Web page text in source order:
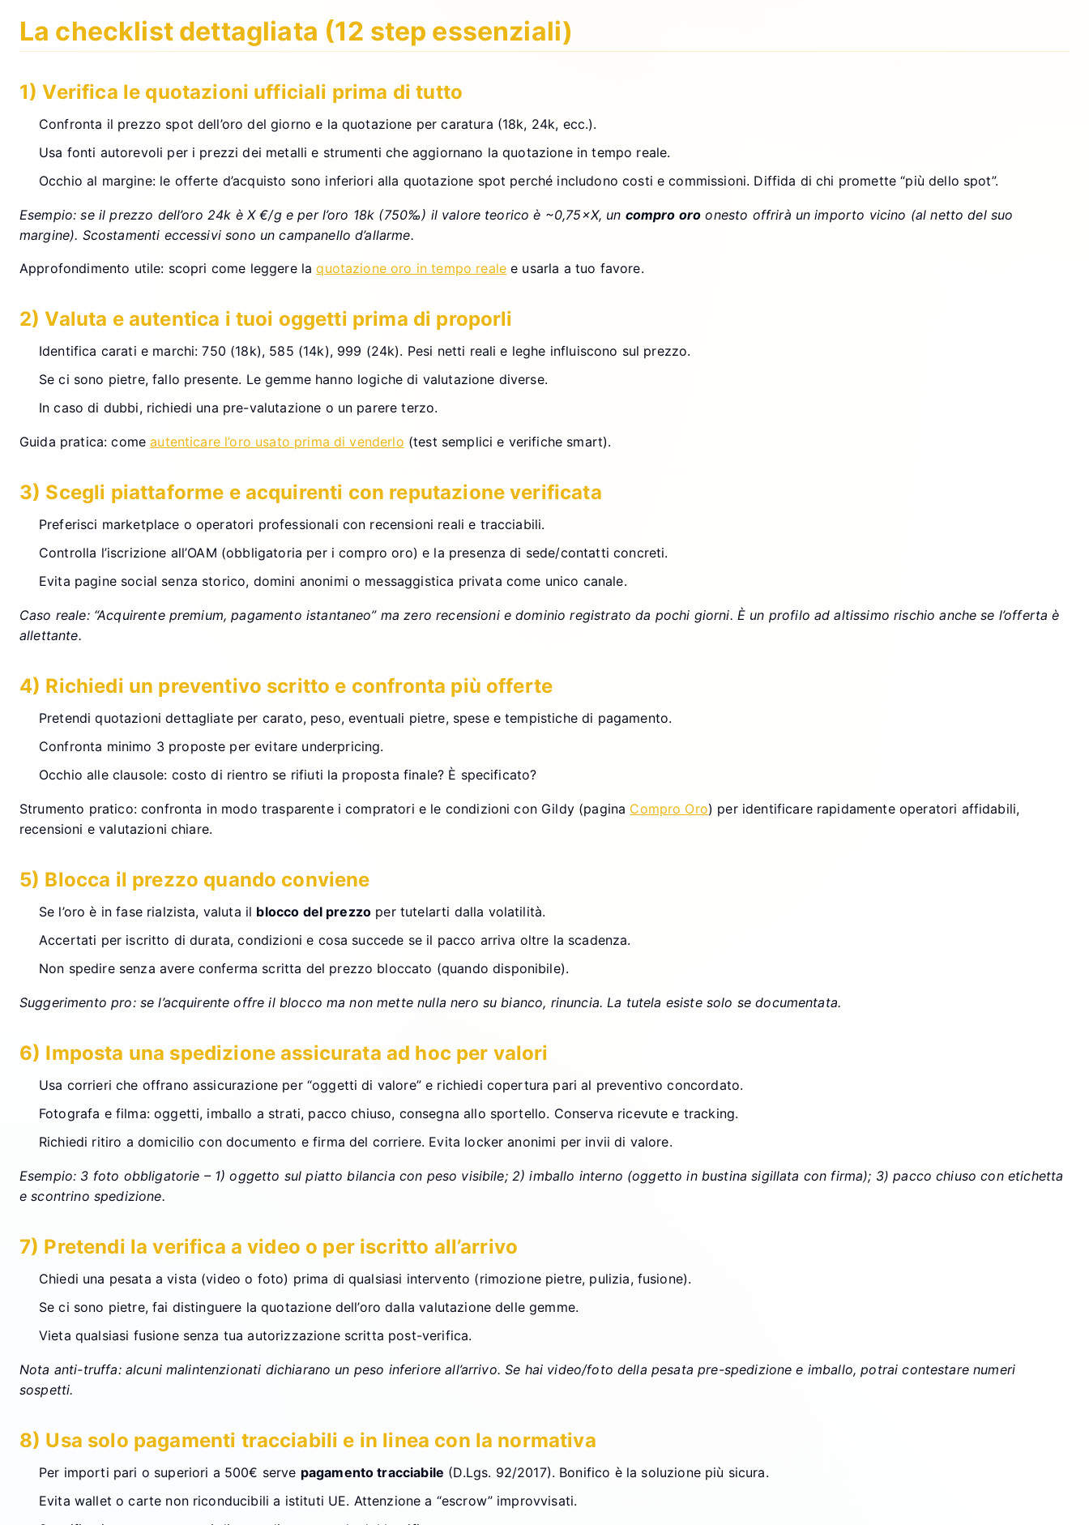
La checklist dettagliata (12 step essenziali)
1) Verifica le quotazioni ufficiali prima di tutto
Confronta il prezzo spot dell’oro del giorno e la quotazione per caratura (18k, 24k, ecc.).
Usa fonti autorevoli per i prezzi dei metalli e strumenti che aggiornano la quotazione in tempo reale.
Occhio al margine: le offerte d’acquisto sono inferiori alla quotazione spot perché includono costi e commissioni. Diffida di chi promette “più dello spot”.
Esempio: se il prezzo dell’oro 24k è X €/g e per l’oro 18k (750‰) il valore teorico è ~0,75×X, un compro oro onesto offrirà un importo vicino (al netto del suo
margine). Scostamenti eccessivi sono un campanello d’allarme.
Approfondimento utile: scopri come leggere laquotazione oro in tempo reale e usarla a tuo favore.
2) Valuta e autentica i tuoi oggetti prima di proporli
Identifica carati e marchi: 750 (18k), 585 (14k), 999 (24k). Pesi netti reali e leghe influiscono sul prezzo.
Se ci sono pietre, fallo presente. Le gemme hanno logiche di valutazione diverse.
In caso di dubbi, richiedi una pre-valutazione o un parere terzo.
Guida pratica: comeautenticare l’oro usato prima di venderlo (test semplici e verifiche smart).
3) Scegli piattaforme e acquirenti con reputazione verificata
Preferisci marketplace o operatori professionali con recensioni reali e tracciabili.
Controlla l’iscrizione all’OAM (obbligatoria per i compro oro) e la presenza di sede/contatti concreti.
Evita pagine social senza storico, domini anonimi o messaggistica privata come unico canale.
Caso reale: “Acquirente premium, pagamento istantaneo” ma zero recensioni e dominio registrato da pochi giorni. È un profilo ad altissimo rischio anche se l’offerta è
allettante.
4) Richiedi un preventivo scritto e confronta più offerte
Pretendi quotazioni dettagliate per carato, peso, eventuali pietre, spese e tempistiche di pagamento.
Confronta minimo 3 proposte per evitare underpricing.
Occhio alle clausole: costo di rientro se rifiuti la proposta finale? È specificato?
Strumento pratico: confronta in modo trasparente i compratori e le condizioni con Gildy (pagina Compro Oro) per identificare rapidamente operatori affidabili,
recensioni e valutazioni chiare.
5) Blocca il prezzo quando conviene
Se l’oro è in fase rialzista, valuta il blocco del prezzo per tutelarti dalla volatilità.
Accertati per iscritto di durata, condizioni e cosa succede se il pacco arriva oltre la scadenza.
Non spedire senza avere conferma scritta del prezzo bloccato (quando disponibile).
Suggerimento pro: se l’acquirente offre il blocco ma non mette nulla nero su bianco, rinuncia. La tutela esiste solo se documentata.
6) Imposta una spedizione assicurata ad hoc per valori
Usa corrieri che offrano assicurazione per “oggetti di valore” e richiedi copertura pari al preventivo concordato.
Fotografa e filma: oggetti, imballo a strati, pacco chiuso, consegna allo sportello. Conserva ricevute e tracking.
Richiedi ritiro a domicilio con documento e firma del corriere. Evita locker anonimi per invii di valore.
Esempio: 3 foto obbligatorie – 1) oggetto sul piatto bilancia con peso visibile; 2) imballo interno (oggetto in bustina sigillata con firma); 3) pacco chiuso con etichetta
e scontrino spedizione.
7) Pretendi la verifica a video o per iscritto all’arrivo
Chiedi una pesata a vista (video o foto) prima di qualsiasi intervento (rimozione pietre, pulizia, fusione).
Se ci sono pietre, fai distinguere la quotazione dell’oro dalla valutazione delle gemme.
Vieta qualsiasi fusione senza tua autorizzazione scritta post-verifica.
Nota anti-truffa: alcuni malintenzionati dichiarano un peso inferiore all’arrivo. Se hai video/foto della pesata pre-spedizione e imballo, potrai contestare numeri
sospetti.
8) Usa solo pagamenti tracciabili e in linea con la normativa
Per importi pari o superiori a 500€ serve pagamento tracciabile (D.Lgs. 92/2017). Bonifico è la soluzione più sicura.
Evita wallet o carte non riconducibili a istituti UE. Attenzione a “escrow” improvvisati.